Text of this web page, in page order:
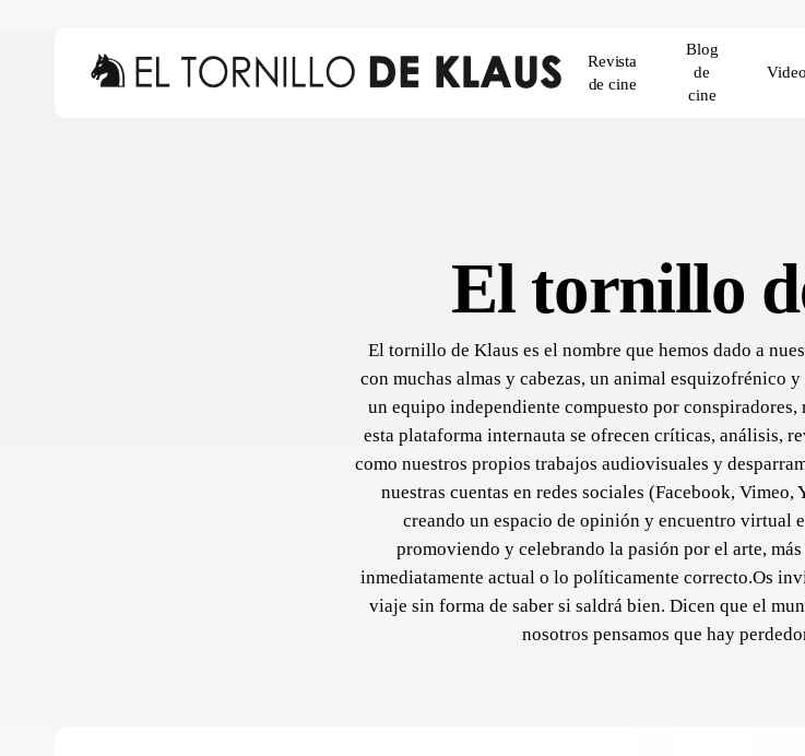
Revista
de cine
Blog
de
cine
Video
El tornillo
El tornillo de Klaus es el nombre que hemos dado a
con muchas almas y cabezas, un animal esquizofrénico
un equipo independiente compuesto por conspiradores,
esta plataforma internauta se ofrecen críticas, análisis,
como nuestros propios trabajos audiovisuales y
nuestras cuentas en redes sociales (Facebook,
creando un espacio de opinión y encuentro virtual
promoviendo y celebrando la pasión por el arte,
inmediatamente actual o lo políticamente correcto.Os
viaje sin forma de saber si saldrá bien. Dicen que el
nosotros pensamos que hay